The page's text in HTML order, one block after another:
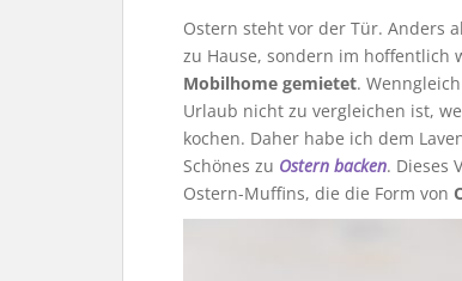
Ostern steht vor der Tür. Anders
zu Hause, sondern im hoffentlich
Mobilhome gemietet.
Urlaub nicht zu vergleichen ist,
kochen. Daher habe ich dem
Schönes zu Ostern backen. Dieses
Ostern-Muffins, die die Form von